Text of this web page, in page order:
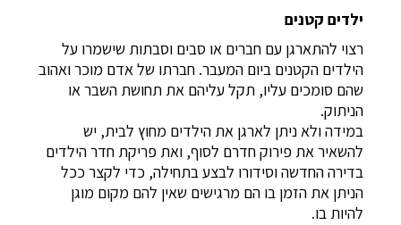
ילדים קטנים
רצוי להתארגן עם חברים או סבים וסבתות שישמרו על
הילדים הקטנים ביום המעבר. חברתו של אדם מוכר ואהוב
שהם סומכים עליו, תקל עליהם את תחושת השבר או
הניתוק.
במידה ולא ניתן לארגן את הילדים מחוץ לבית, יש
להשאיר את פירוק חדרם לסוף, ואת פריקת חדר הילדים
בדירה החדשה וסידורו לבצע בתחילה, כדי לקצר ככל
הניתן את הזמן בו הם מרגישים שאין להם מקום מוגן
להיות בו.